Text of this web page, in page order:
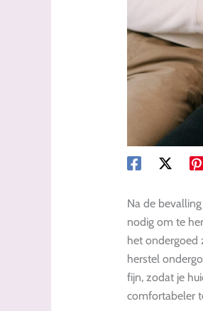
Na de
nodig om te
het ondergoed
herstel
fijn, zodat je
comfortabeler